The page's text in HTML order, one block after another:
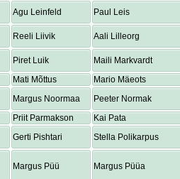
Agu Leinfeld Paul Leis
Reeli Liivik Aali Lilleorg
Piret Luik
Maili Markvardt
Mati Mõttus
Mario Mäeots
Margus Noormaa
Peeter Normak
Priit Parmakson
Kai Pata
Gerti Pishtari Stella Polikarpus
Margus Püü Margus Püüa